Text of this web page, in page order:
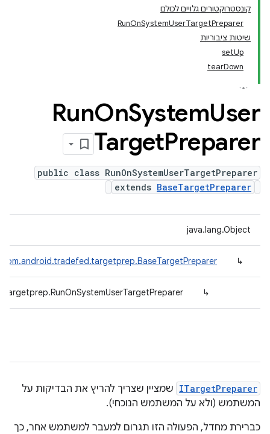
קונסטרוקטורים גלויים לכולם
RunOnSystemUserTargetPreparer
שיטות ציבוריות
setUp
tearDown
RunOnSystemUser
TargetPreparer
public class RunOnSystemUserTargetPreparer
extends BaseTargetPreparer
java.lang.Object
↳
com.android.tradefed.targetprep.BaseTargetPreparer
↳
ITargetPreparer שמציין שצריך להריץ את הבדיקות על
המשתמש (ולא על המשתמש הנוכחי).
כברירת מחדל, הפעולה הזו תגרום למעבר למשתמש אחר, כך